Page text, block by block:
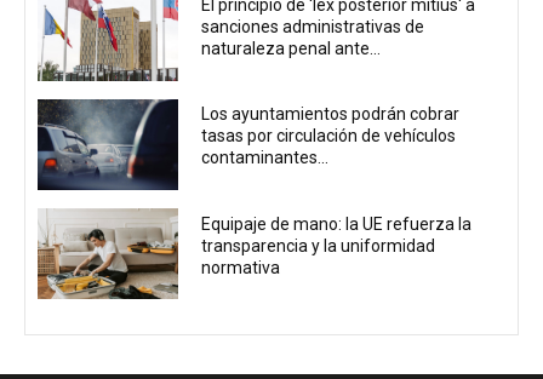
El principio de 'lex posterior mitius' a
sanciones administrativas de
naturaleza penal ante...
Los ayuntamientos podrán cobrar
tasas por circulación de vehículos
contaminantes...
Equipaje de mano: la UE refuerza la
transparencia y la uniformidad
normativa